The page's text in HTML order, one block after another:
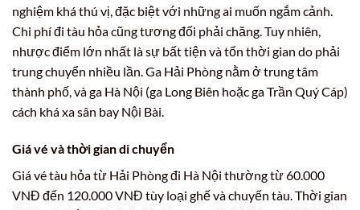
nghiệm khá thú vị, đặc biệt với những ai muốn ngắm cảnh.
Chi phí đi tàu hỏa cũng tương đối phải chăng. Tuy nhiên,
nhược điểm lớn nhất là sự bất tiện và tốn thời gian do phải
trung chuyển nhiều lần. Ga Hải Phòng nằm ở trung tâm
thành phố, và ga Hà Nội (ga Long Biên hoặc ga Trần Quý Cáp)
cách khá xa sân bay Nội Bài.
Giá vé và thời gian di chuyển
Giá vé tàu hỏa từ Hải Phòng đi Hà Nội thường từ 60.000
VNĐ đến 120.000 VNĐ tùy loại ghế và chuyến tàu. Thời gian